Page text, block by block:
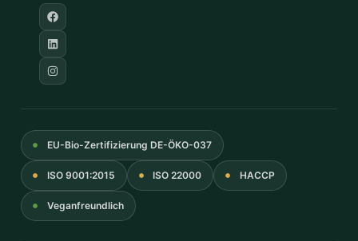
EU-Bio-Zertifizierung DE-ÖKO-037
ISO 9001:2015 ISO 22000 HACCP
Veganfreundlich